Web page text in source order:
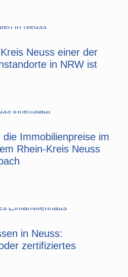
Neuss einer der
in NRW ist
Immobilienpreise im
Rhein-Kreis Neuss
in Neuss:
zertifiziertes